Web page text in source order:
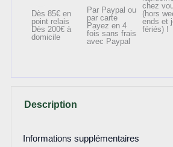
Dès 85€ en
point relais
Dès 200€ à
domicile
Par Paypal ou
par carte
Payez en 4
fois sans frais
avec Paypal
chez
(hors
ends et
fériés) !
Description
Informations supplémentaires